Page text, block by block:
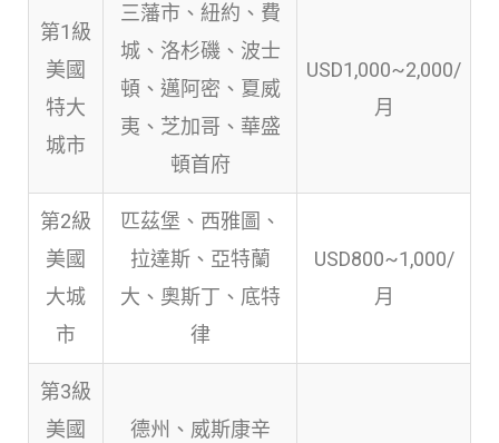
第1級
美國
特大
城市
三藩市、紐約、費
城、洛杉磯、波士
頓、邁阿密、夏威
夷、芝加哥、華盛
頓首府
USD1,000~2,000/
月
第2級
美國
大城
市
匹茲堡、西雅圖、
拉達斯、亞特蘭
大、奧斯丁、底特
律
USD800~1,000/
月
第3級
美國
德州、威斯康辛